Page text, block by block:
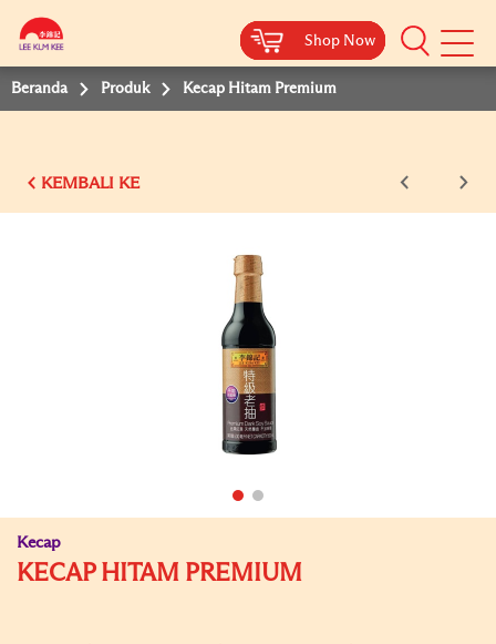
Shop Now
Shop Now
Shop Now
Shop Now
Shop Now
Beranda Produk Kecap Hitam Premium
KEMBALI KE
Kecap
KECAP HITAM PREMIUM